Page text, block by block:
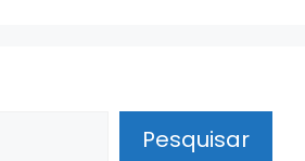
Pesquisar